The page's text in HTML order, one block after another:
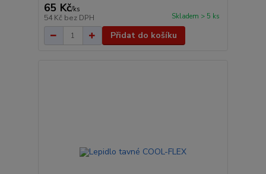
65 Kč/ks
54 Kč bez DPH Skladem > 5 ks
Přidat do košíku